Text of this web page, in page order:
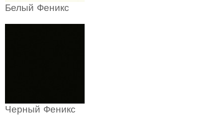
Белый Феникс
Черный Феникс